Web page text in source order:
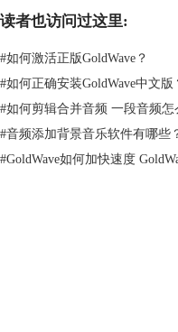
的优势在哪吧。
音乐导入进去。
在Goldwave软件的软件界面中
波进度条，可以对音频进行具
读者也访问过这里:
#如何激活正版GoldWave？
#如何正确安装GoldWave中文版
#如何剪辑合并音频 一段音频
#音频添加背景音乐软件有哪些
#GoldWave如何加快速度